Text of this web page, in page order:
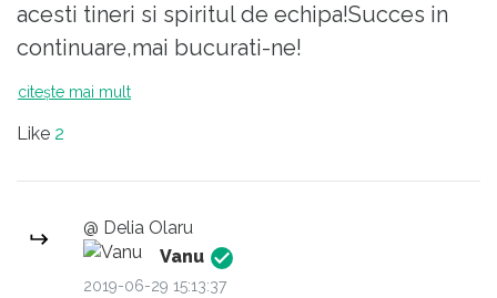
acesti tineri si spiritul de echipa!Succes in
continuare,mai bucurati-ne!
citește mai mult
Like 2
@ Delia Olaru
Vanu
2019-06-29 15:13:37